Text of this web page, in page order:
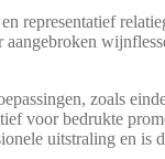
representatief
zoals
voor bedrukte
uitstraling en is